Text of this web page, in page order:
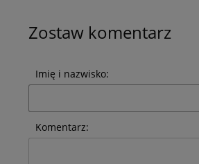
Zostaw komentarz
Imię i nazwisko:
Komentarz: